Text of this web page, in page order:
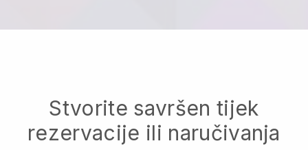
Stvorite savršen tijek
rezervacije ili naručivanja